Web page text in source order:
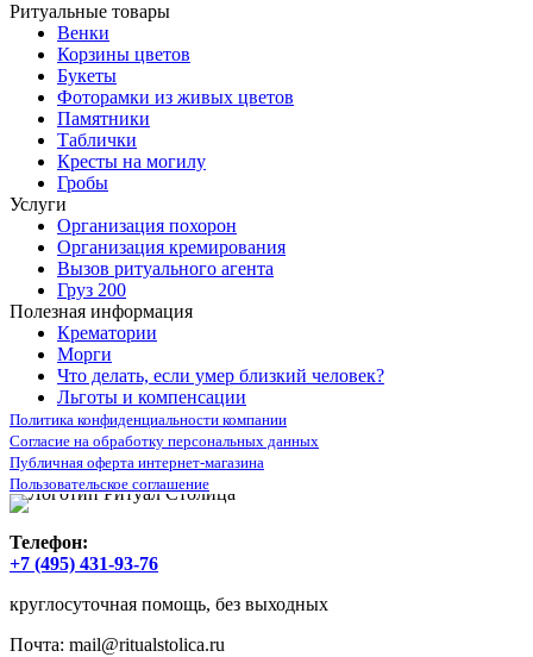
Ритуальные товары
Венки
Корзины цветов
Букеты
Фоторамки из живых цветов
Памятники
Таблички
Кресты на могилу
Гробы
Услуги
Организация похорон
Организация кремирования
Вызов ритуального агента
Груз 200
Полезная информация
Крематории
Морги
Что делать, если умер близкий человек?
Льготы и компенсации
Политика конфиденциальности компании
Согласие на обработку персональных данных
Публичная оферта интернет-магазина
Пользовательское соглашение
Телефон:
+7 (495) 431-93-76
круглосуточная помощь, без выходных
Почта: mail@ritualstolica.ru